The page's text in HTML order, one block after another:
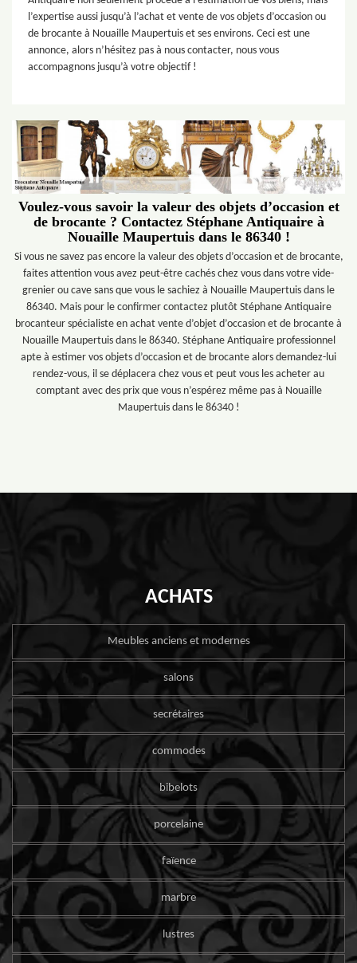
l’expertise aussi jusqu’à l’achat et vente de vos objets d’occasion ou
de brocante à Nouaille Maupertuis et ses environs. Ceci est une
annonce, alors n’hésitez pas à nous contacter, nous vous
accompagnons jusqu’à votre objectif !
Voulez-vous savoir la valeur des objets d’occasion et
de brocante ? Contactez Stéphane Antiquaire à
Nouaille Maupertuis dans le 86340 !
Si vous ne savez pas encore la valeur des objets d’occasion et de brocante,
faites attention vous avez peut-être cachés chez vous dans votre vide-
grenier ou cave sans que vous le sachiez à Nouaille Maupertuis dans le
86340. Mais pour le confirmer contactez plutôt Stéphane Antiquaire
brocanteur spécialiste en achat vente d’objet d’occasion et de brocante à
Nouaille Maupertuis dans le 86340. Stéphane Antiquaire professionnel
apte à estimer vos objets d’occasion et de brocante alors demandez-lui
rendez-vous, il se déplacera chez vous et peut vous les acheter au
comptant avec des prix que vous n’espérez même pas à Nouaille
Maupertuis dans le 86340 !
ACHATS
Meubles anciens et modernes
salons
secrétaires
commodes
bibelots
porcelaine
faïence
marbre
lustres